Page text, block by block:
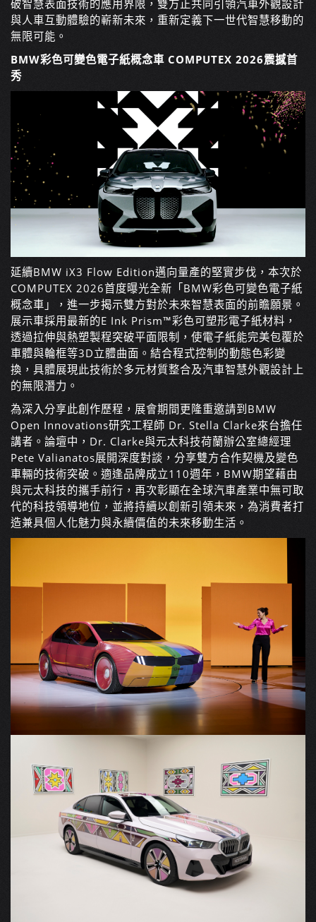
破智慧表面技術的應用界限，雙方正共同引領汽車外觀設計
與人車互動體驗的嶄新未來，重新定義下一世代智慧移動的
無限可能。
BMW彩色可變色電子紙概念車 COMPUTEX 2026震撼首
秀
延續BMW iX3 Flow Edition邁向量產的堅實步伐，本次於
COMPUTEX 2026首度曝光全新「BMW彩色可變色電子紙
概念車」，進一步揭示雙方對於未來智慧表面的前瞻願景。
展示車採用最新的E Ink Prism™彩色可塑形電子紙材料，
透過拉伸與熱塑製程突破平面限制，使電子紙能完美包覆於
車體與輪框等3D立體曲面。結合程式控制的動態色彩變
換，具體展現此技術於多元材質整合及汽車智慧外觀設計上
的無限潛力。
為深入分享此創作歷程，展會期間更隆重邀請到BMW
Open Innovations研究工程師 Dr. Stella Clarke來台擔任
講者。論壇中，Dr. Clarke與元太科技荷蘭辦公室總經理
Pete Valianatos展開深度對談，分享雙方合作契機及變色
車輛的技術突破。適逢品牌成立110週年，BMW期望藉由
與元太科技的攜手前行，再次彰顯在全球汽車產業中無可取
代的科技領導地位，並將持續以創新引領未來，為消費者打
造兼具個人化魅力與永續價值的未來移動生活。